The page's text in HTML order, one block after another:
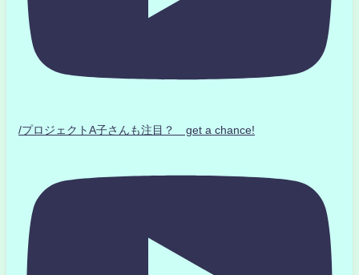
/プロジェクトA子さんも注目？ get a chance!